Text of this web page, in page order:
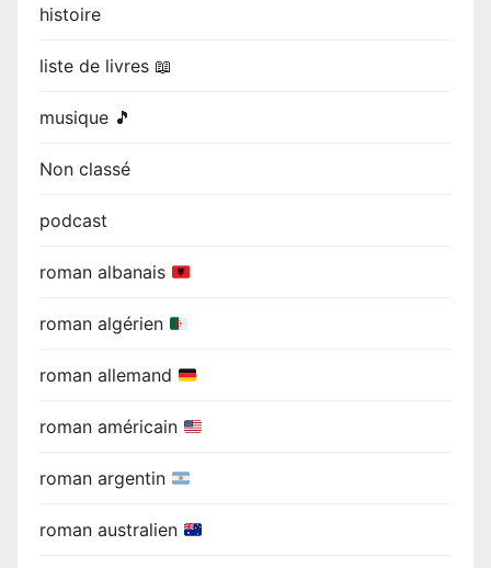
histoire
liste de livres 📖
musique 🎵
Non classé
podcast
roman albanais
roman algérien
roman allemand
roman américain
roman argentin
roman australien